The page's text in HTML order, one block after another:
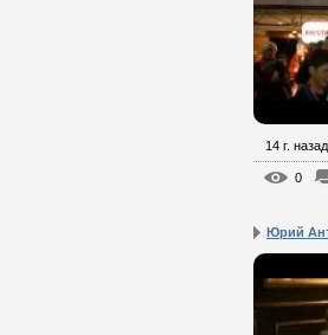
14 г. назад
0
Юрий